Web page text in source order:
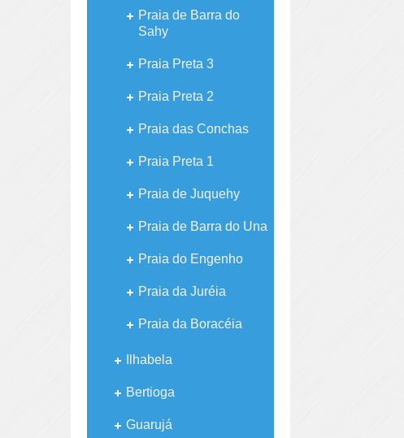
Praia de Barra do
Sahy
Praia Preta 3
Praia Preta 2
Praia das Conchas
Praia Preta 1
Praia de Juquehy
Praia de Barra do Una
Praia do Engenho
Praia da Juréia
Praia da Boracéia
Ilhabela
Bertioga
Guarujá